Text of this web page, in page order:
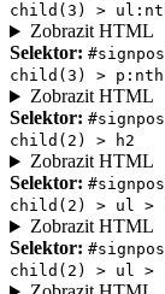
child(3) >
Zobrazit HTML
Selektor:
child(3) >
Zobrazit HTML
Selektor:
child(2) > h2
Zobrazit HTML
Selektor:
child(2) > ul >
Zobrazit HTML
Selektor:
child(2) > ul >